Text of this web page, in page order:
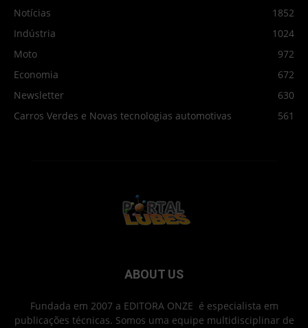
Notícias
1852
Indústria
1024
Moto
972
Economia
672
Newsletter
630
Carros Verdes e Novas tecnologias automotivas
561
ABOUT US
Fundada em 2007 a EDITORA ONZE é especialista em
publicações técnicas. Somos uma equipe multidisciplinar de